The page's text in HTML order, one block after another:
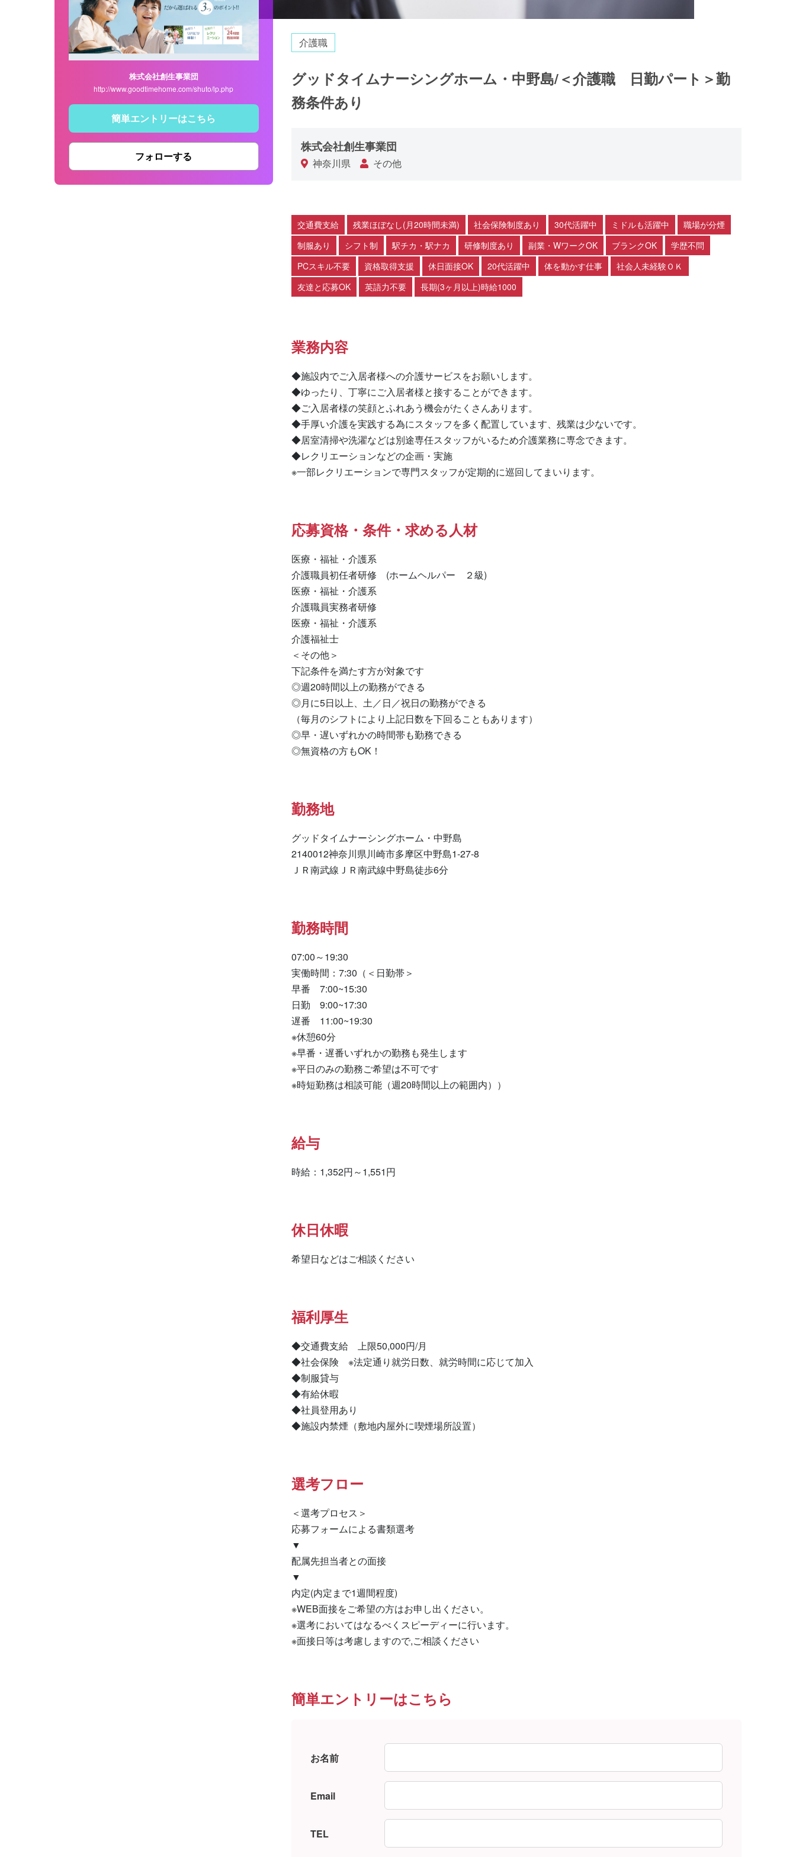
株式会社創生事業団
http://www.goodtimehome.com/shuto/lp.php
簡単エントリーはこちら
フォローする
介護職
グッドタイムナーシングホーム・中野島/＜介護職 日勤パート＞勤
務条件あり
株式会社創生事業団
神奈川県 その他
交通費支給 残業ほぼなし(月20時間未満) 社会保険制度あり 30代活躍中 ミドルも活躍中
職場が分煙
制服あり
シフト制 駅チカ・駅ナカ 研修制度あり 副業・WワークOK ブランクOK
学歴不問
PCスキル不要
資格取得支援 休日面接OK 20代活躍中 体を動かす仕事
社会人未経験ＯＫ
友達と応募OK
英語力不要 長期(3ヶ月以上)時給1000
業務内容
◆施設内でご入居者様への介護サービスをお願いします。
◆ゆったり、丁寧にご入居者様と接することができます。
◆ご入居者様の笑顔とふれあう機会がたくさんあります。
◆手厚い介護を実践する為にスタッフを多く配置しています、残業は少ないです。
◆居室清掃や洗濯などは別途専任スタッフがいるため介護業務に専念できます。
◆レクリエーションなどの企画・実施
※一部レクリエーションで専門スタッフが定期的に巡回してまいります。
応募資格・条件・求める人材
医療・福祉・介護系
介護職員初任者研修　(ホームヘルパー　２級)
医療・福祉・介護系
介護職員実務者研修
医療・福祉・介護系
介護福祉士
＜その他＞
下記条件を満たす方が対象です
◎週20時間以上の勤務ができる
◎月に5日以上、土／日／祝日の勤務ができる
（毎月のシフトにより上記日数を下回ることもあります）
◎早・遅いずれかの時間帯も勤務できる
◎無資格の方もOK！
勤務地
グッドタイムナーシングホーム・中野島
2140012神奈川県川崎市多摩区中野島1-27-8
ＪＲ南武線ＪＲ南武線中野島徒歩6分
勤務時間
07:00～19:30
実働時間：7:30（＜日勤帯＞
早番　7:00~15:30
日勤　9:00~17:30
遅番　11:00~19:30
※休憩60分
※早番・遅番いずれかの勤務も発生します
※平日のみの勤務ご希望は不可です
※時短勤務は相談可能（週20時間以上の範囲内））
給与
時給：1,352円～1,551円
休日休暇
希望日などはご相談ください
福利厚生
◆交通費支給　上限50,000円/月
◆社会保険　※法定通り就労日数、就労時間に応じて加入
◆制服貸与
◆有給休暇
◆社員登用あり
◆施設内禁煙（敷地内屋外に喫煙場所設置）
選考フロー
＜選考プロセス＞
応募フォームによる書類選考
▼
配属先担当者との面接
▼
内定(内定まで1週間程度)
※WEB面接をご希望の方はお申し出ください。
※選考においてはなるべくスピーディーに行います。
※面接日等は考慮しますので,ご相談ください
簡単エントリーはこちら
お名前
Email
TEL